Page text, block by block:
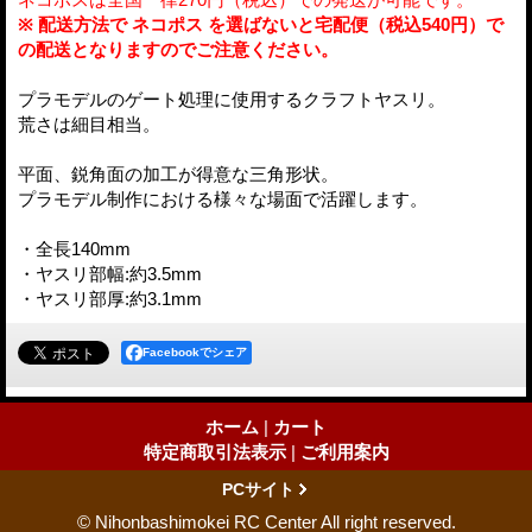
※ 配送方法で ネコポス を選ばないと宅配便（税込540円）で
の配送となりますのでご注意ください。
プラモデルのゲート処理に使用するクラフトヤスリ。
荒さは細目相当。
平面、鋭角面の加工が得意な三角形状。
プラモデル制作における様々な場面で活躍します。
・全長140mm
・ヤスリ部幅:約3.5mm
・ヤスリ部厚:約3.1mm
Facebookでシェア
ホーム | カート
特定商取引法表示 | ご利用案内
PCサイト
© Nihonbashimokei RC Center All right reserved.